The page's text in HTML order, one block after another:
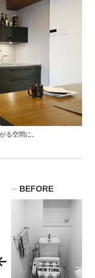
る空間に。
BEFORE